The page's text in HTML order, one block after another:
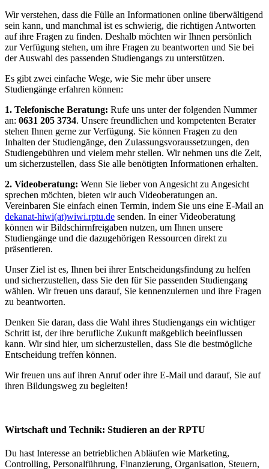
Wir verstehen, dass die Fülle an Informationen online überwältigend
sein kann, und manchmal ist es schwierig, die richtigen Antworten
auf ihre Fragen zu finden. Deshalb möchten wir Ihnen persönlich
zur Verfügung stehen, um ihre Fragen zu beantworten und Sie bei
der Auswahl des passenden Studiengangs zu unterstützen.
Es gibt zwei einfache Wege, wie Sie mehr über unsere
Studiengänge erfahren können:
1. Telefonische Beratung: Rufe uns unter der folgenden Nummer
an: 0631 205 3734. Unsere freundlichen und kompetenten Berater
stehen Ihnen gerne zur Verfügung. Sie können Fragen zu den
Inhalten der Studiengänge, den Zulassungsvoraussetzungen, den
Studiengebühren und vielem mehr stellen. Wir nehmen uns die Zeit,
um sicherzustellen, dass Sie alle benötigten Informationen erhalten.
2. Videoberatung: Wenn Sie lieber von Angesicht zu Angesicht
sprechen möchten, bieten wir auch Videoberatungen an.
Vereinbaren Sie einfach einen Termin, indem Sie uns eine E-Mail an
dekanat-hiwi(at)wiwi.rptu.de senden. In einer Videoberatung
können wir Bildschirmfreigaben nutzen, um Ihnen unsere
Studiengänge und die dazugehörigen Ressourcen direkt zu
präsentieren.
Unser Ziel ist es, Ihnen bei ihrer Entscheidungsfindung zu helfen
und sicherzustellen, dass Sie den für Sie passenden Studiengang
wählen. Wir freuen uns darauf, Sie kennenzulernen und ihre Fragen
zu beantworten.
Denken Sie daran, dass die Wahl ihres Studiengangs ein wichtiger
Schritt ist, der ihre berufliche Zukunft maßgeblich beeinflussen
kann. Wir sind hier, um sicherzustellen, dass Sie die bestmögliche
Entscheidung treffen können.
Wir freuen uns auf ihren Anruf oder ihre E-Mail und darauf, Sie auf
ihren Bildungsweg zu begleiten!
Wirtschaft und Technik: Studieren an der RPTU
Du hast Interesse an betrieblichen Abläufen wie Marketing,
Controlling, Personalführung, Finanzierung, Organisation, Steuern,